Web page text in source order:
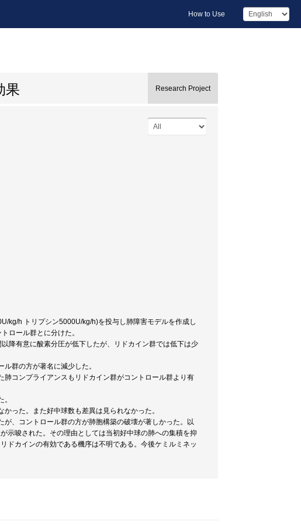
How to Use
果 Research Project
kg/h トリプシン5000U/kg/h)を投与し肺障害モデルを作成し
ロール群とに分けた。
降有意に酸素分圧が低下したが、リドカイン群では低下は少
群の方が著名に減少した。
コンプライアンスもリドカイン群がコントロール群より有
った。また好中球数も差異は見られなかった。
、コントロール群の方が肺胞構築の破壊が著しかった。以
示唆された。その理由としては当初好中球の肺への集積を抑
ドカインの有効である機序は不明である。今後ケミルミネッ